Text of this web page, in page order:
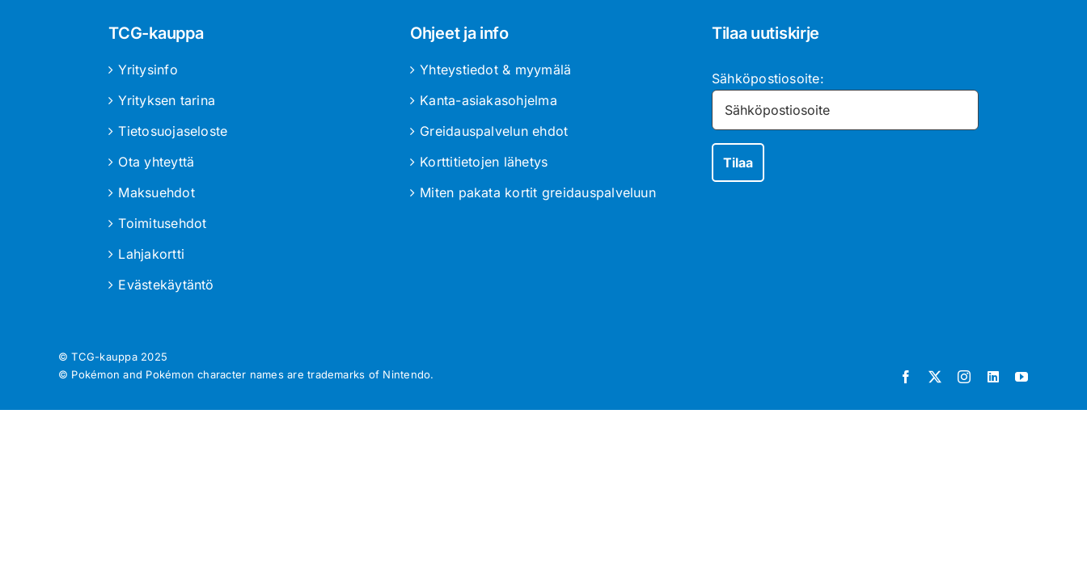
TCG-kauppa
Yritysinfo
Yrityksen tarina
Tietosuojaseloste
Ota yhteyttä
Maksuehdot
Toimitusehdot
Lahjakortti
Evästekäytäntö
Ohjeet ja info
Yhteystiedot & myymälä
Kanta-asiakasohjelma
Greidauspalvelun ehdot
Korttitietojen lähetys
Miten pakata kortit greidauspalveluun
Tilaa uutiskirje
Sähköpostiosoite:
© TCG-kauppa 2025
© Pokémon and Pokémon character names are trademarks of Nintendo.